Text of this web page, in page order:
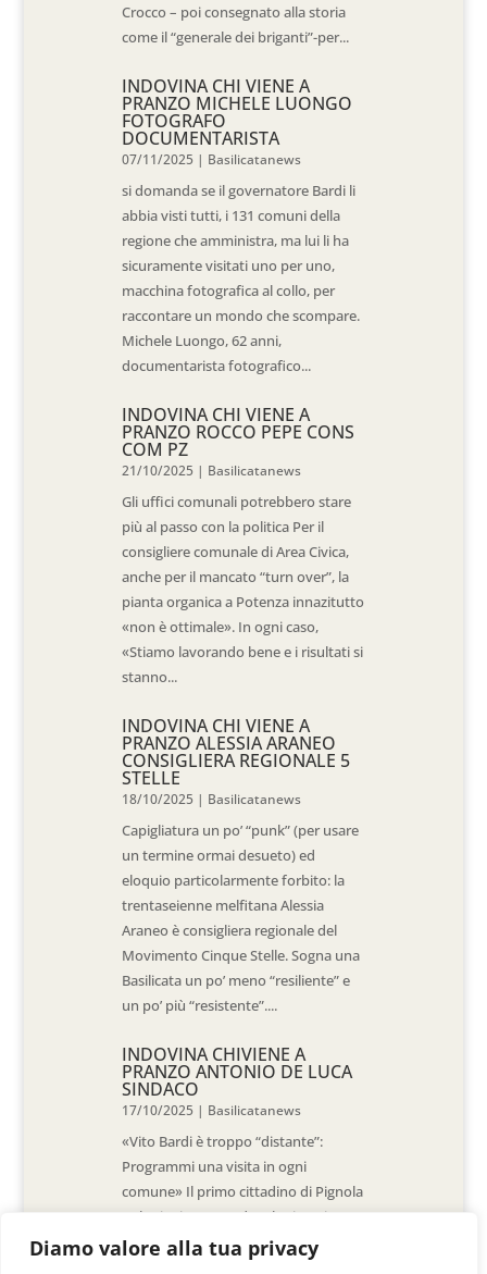
Diamo valore alla tua privacy
Crocco – poi consegnato alla storia
come il “generale dei briganti”-per...
INDOVINA CHI VIENE A
PRANZO MICHELE LUONGO
FOTOGRAFO
DOCUMENTARISTA
07/11/2025 | Basilicatanews
si domanda se il governatore Bardi li
abbia visti tutti, i 131 comuni della
regione che amministra, ma lui li ha
sicuramente visitati uno per uno,
macchina fotografica al collo, per
raccontare un mondo che scompare.
Michele Luongo, 62 anni,
documentarista fotografico...
INDOVINA CHI VIENE A
PRANZO ROCCO PEPE CONS
COM PZ
21/10/2025 | Basilicatanews
Gli uffici comunali potrebbero stare
più al passo con la politica Per il
consigliere comunale di Area Civica,
anche per il mancato “turn over”, la
pianta organica a Potenza innazitutto
«non è ottimale». In ogni caso,
«Stiamo lavorando bene e i risultati si
stanno...
INDOVINA CHI VIENE A
PRANZO ALESSIA ARANEO
CONSIGLIERA REGIONALE 5
STELLE
18/10/2025 | Basilicatanews
Capigliatura un po’ “punk” (per usare
un termine ormai desueto) ed
eloquio particolarmente forbito: la
trentaseienne melfitana Alessia
Araneo è consigliera regionale del
Movimento Cinque Stelle. Sogna una
Basilicata un po’ meno “resiliente” e
un po’ più “resistente”....
INDOVINA CHIVIENE A
PRANZO ANTONIO DE LUCA
SINDACO
17/10/2025 | Basilicatanews
«Vito Bardi è troppo “distante”:
Programmi una visita in ogni
comune» Il primo cittadino di Pignola
«L’ho invitato a vedere la situazione
al Pantano, ma non è venuto. La
sensazione è che -come sindaci-